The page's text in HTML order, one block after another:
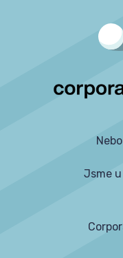
Jsme